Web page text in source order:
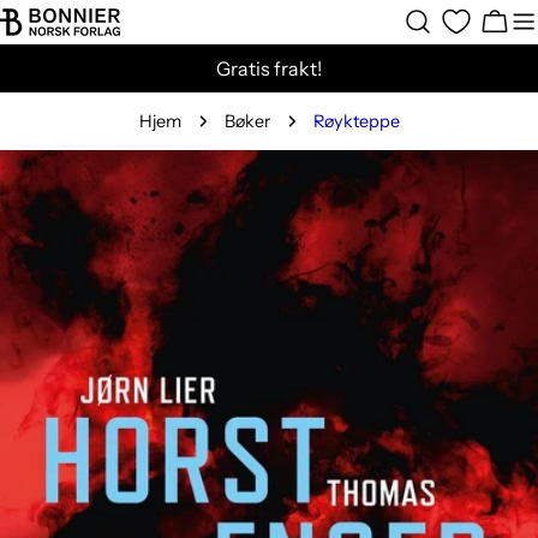
Hopp
til
Gratis frakt!
Hjem Bøker Røykteppe
Gå
til
produktinformasjon